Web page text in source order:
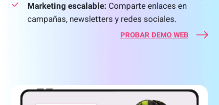
Marketing escalable: Comparte enlaces en
campañas, newsletters y redes sociales.
PROBAR DEMO WEB